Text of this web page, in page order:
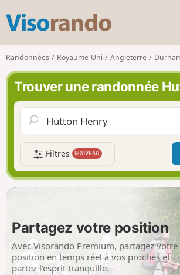
s
o
r
n
d
Randonnées Royaume-Uni Angleterre
Trouver une randonnée
Filtres NOUVEAU
Partagez votre position
Avec Visorando Premium, partagez votre
position en temps réel à vos proches et
partez l’esprit tranquille.